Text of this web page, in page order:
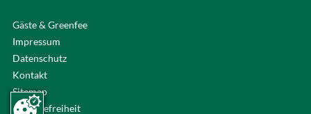
Gäste & Greenfee
Impressum
Datenschutz
Kontakt
Sitemap
Barrierefreiheit